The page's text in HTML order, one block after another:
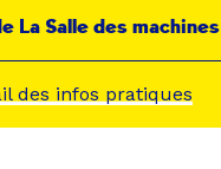
La Salle des machines
des infos pratiques